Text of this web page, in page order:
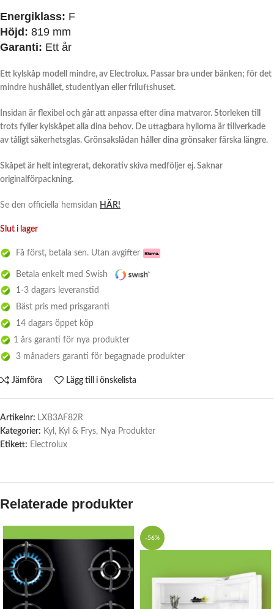
Energiklass: F
Höjd: 819 mm
Garanti: Ett år
Ett kylskåp modell mindre, av Electrolux. Passar bra under bänken; för det
mindre hushållet, studentlyan eller friluftshuset.
Insidan är flexibel och går att anpassa efter dina matvaror. Storleken till
trots fyller kylskåpet alla dina behov. De uttagbara hyllorna är tillverkade
av tåligt säkerhetsglas. Grönsakslådan håller dina grönsaker färska längre.
Skåpet är helt integrerat, dekorativ skiva medföljer ej. Saknar
originalförpackning.
Se den officiella hemsidan HÄR!
Slut i lager
Få först, betala sen. Utan avgifter
Betala enkelt med Swish
1-3 dagars leveranstid
Bäst pris med prisgaranti
14 dagars öppet köp
1 års garanti för nya produkter
3 månaders garanti för begagnade produkter
Jämföra Lägg till i önskelista
Artikelnr: LXB3AF82R
Kategorier: Kyl , Kyl & Frys, Nya Produkter
Etikett: Electrolux
Relaterade produkter
-56%